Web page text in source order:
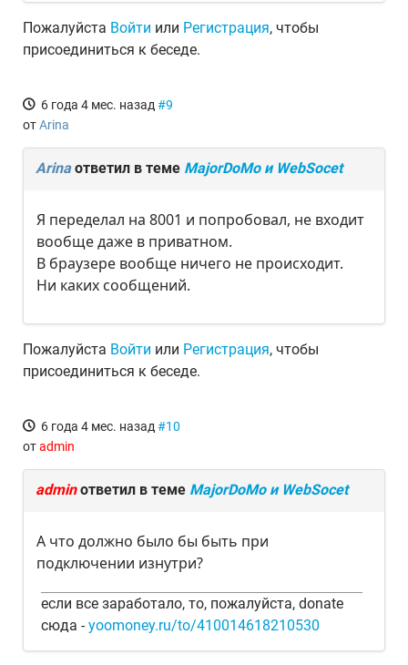
Пожалуйста Войти или Регистрация, чтобы
присоединиться к беседе.
6 года 4 мес. назад #9
отArina
Arinaответил в теме MajorDoMo и WebSocet
Я переделал на 8001 и попробовал, не входит
вообще даже в приватном.
В браузере вообще ничего не происходит.
Ни каких сообщений.
Пожалуйста Войти или Регистрация, чтобы
присоединиться к беседе.
6 года 4 мес. назад #10
отadmin
adminответил в теме MajorDoMo и WebSocet
А что должно было бы быть при
подключении изнутри?
если все заработало, то, пожалуйста, donate
сюда -yoomoney.ru/to/410014618210530